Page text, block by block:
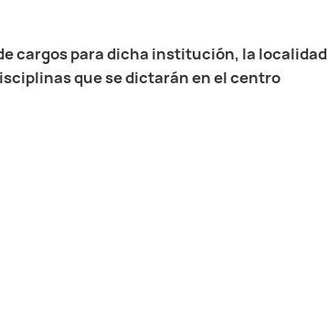
cargos para dicha institución, la localidad
que se dictarán en el centro